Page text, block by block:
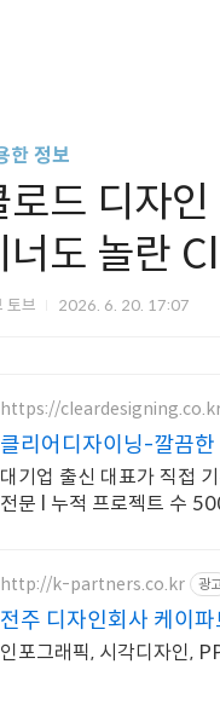
한 정보
로드 디자
너도 놀란
토브 2026. 6. 20. 17:07
https://
클리어디자이닝-깔끔
대기업 출신 대표가 직접
전문 l 누적 프로젝트 수
http://k-partners.co.kr 광
전주 디자인회사 케이
인포그래픽, 시각디자인,